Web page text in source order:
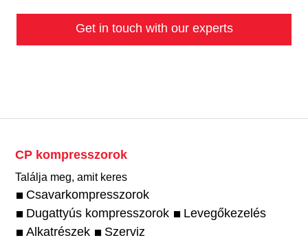
Get in touch with our experts
CP kompresszorok
Találja meg, amit keres
Csavarkompresszorok
Dugattyús kompresszorok
Levegőkezelés
Alkatrészek
Szerviz